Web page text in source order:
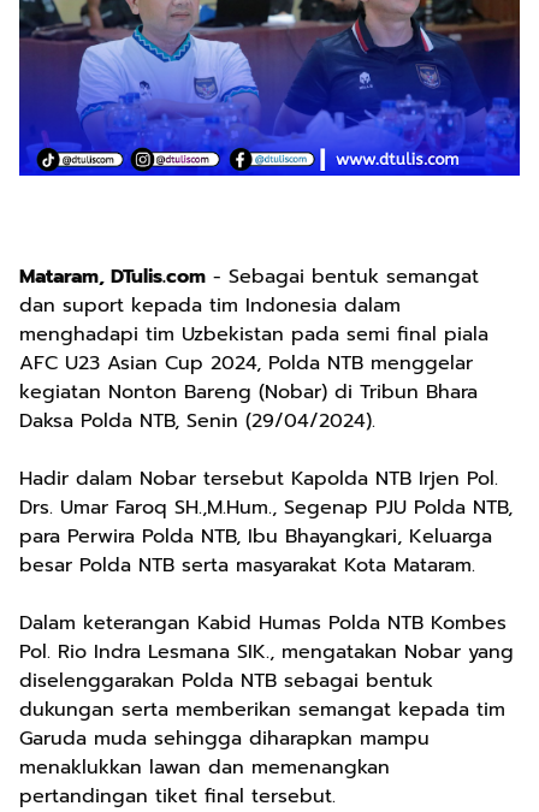
Mataram, DTulis.com - Sebagai bentuk semangat
dan suport kepada tim Indonesia dalam
menghadapi tim Uzbekistan pada semi final piala
AFC U23 Asian Cup 2024, Polda NTB menggelar
kegiatan Nonton Bareng (Nobar) di Tribun Bhara
Daksa Polda NTB, Senin (29/04/2024).
Hadir dalam Nobar tersebut Kapolda NTB Irjen Pol.
Drs. Umar Faroq SH.,M.Hum., Segenap PJU Polda NTB,
para Perwira Polda NTB, Ibu Bhayangkari, Keluarga
besar Polda NTB serta masyarakat Kota Mataram.
Dalam keterangan Kabid Humas Polda NTB Kombes
Pol. Rio Indra Lesmana SIK., mengatakan Nobar yang
diselenggarakan Polda NTB sebagai bentuk
dukungan serta memberikan semangat kepada tim
Garuda muda sehingga diharapkan mampu
menaklukkan lawan dan memenangkan
pertandingan tiket final tersebut.